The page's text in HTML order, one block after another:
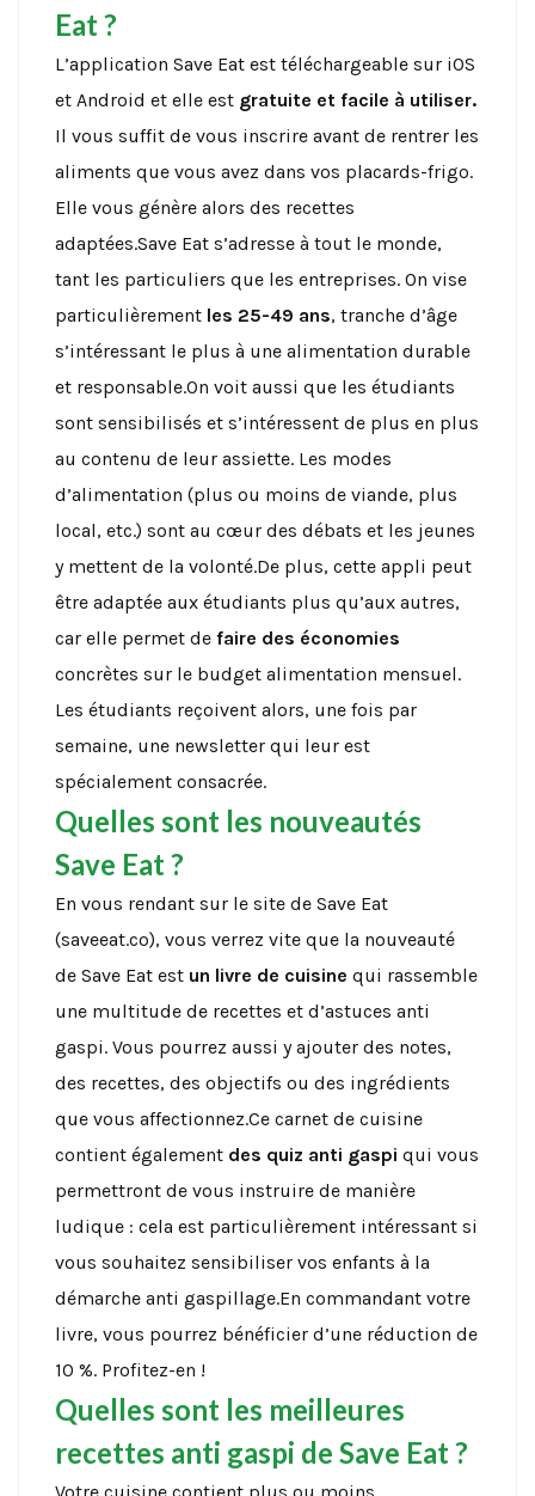
Eat ?
L’application Save Eat est téléchargeable sur iOS
et Android et elle est gratuite et facile à utiliser.
Il vous suffit de vous inscrire avant de rentrer les
aliments que vous avez dans vos placards-frigo.
Elle vous génère alors des recettes
adaptées.Save Eat s’adresse à tout le monde,
tant les particuliers que les entreprises. On vise
particulièrement les 25-49 ans, tranche d’âge
s’intéressant le plus à une alimentation durable
et responsable.On voit aussi que les étudiants
sont sensibilisés et s’intéressent de plus en plus
au contenu de leur assiette. Les modes
d’alimentation (plus ou moins de viande, plus
local, etc.) sont au cœur des débats et les jeunes
y mettent de la volonté.De plus, cette appli peut
être adaptée aux étudiants plus qu’aux autres,
car elle permet de faire des économies
concrètes sur le budget alimentation mensuel.
Les étudiants reçoivent alors, une fois par
semaine, une newsletter qui leur est
spécialement consacrée.
Quelles sont les nouveautés
Save Eat ?
En vous rendant sur le site de Save Eat
(saveeat.co), vous verrez vite que la nouveauté
de Save Eat est un livre de cuisine qui rassemble
une multitude de recettes et d’astuces anti
gaspi. Vous pourrez aussi y ajouter des notes,
des recettes, des objectifs ou des ingrédients
que vous affectionnez.Ce carnet de cuisine
contient également des quiz anti gaspi qui vous
permettront de vous instruire de manière
ludique : cela est particulièrement intéressant si
vous souhaitez sensibiliser vos enfants à la
démarche anti gaspillage.En commandant votre
livre, vous pourrez bénéficier d’une réduction de
10 %. Profitez-en !
Quelles sont les meilleures
recettes anti gaspi de Save Eat ?